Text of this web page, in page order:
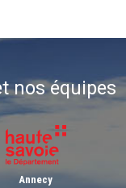
nos équipes
Annecy